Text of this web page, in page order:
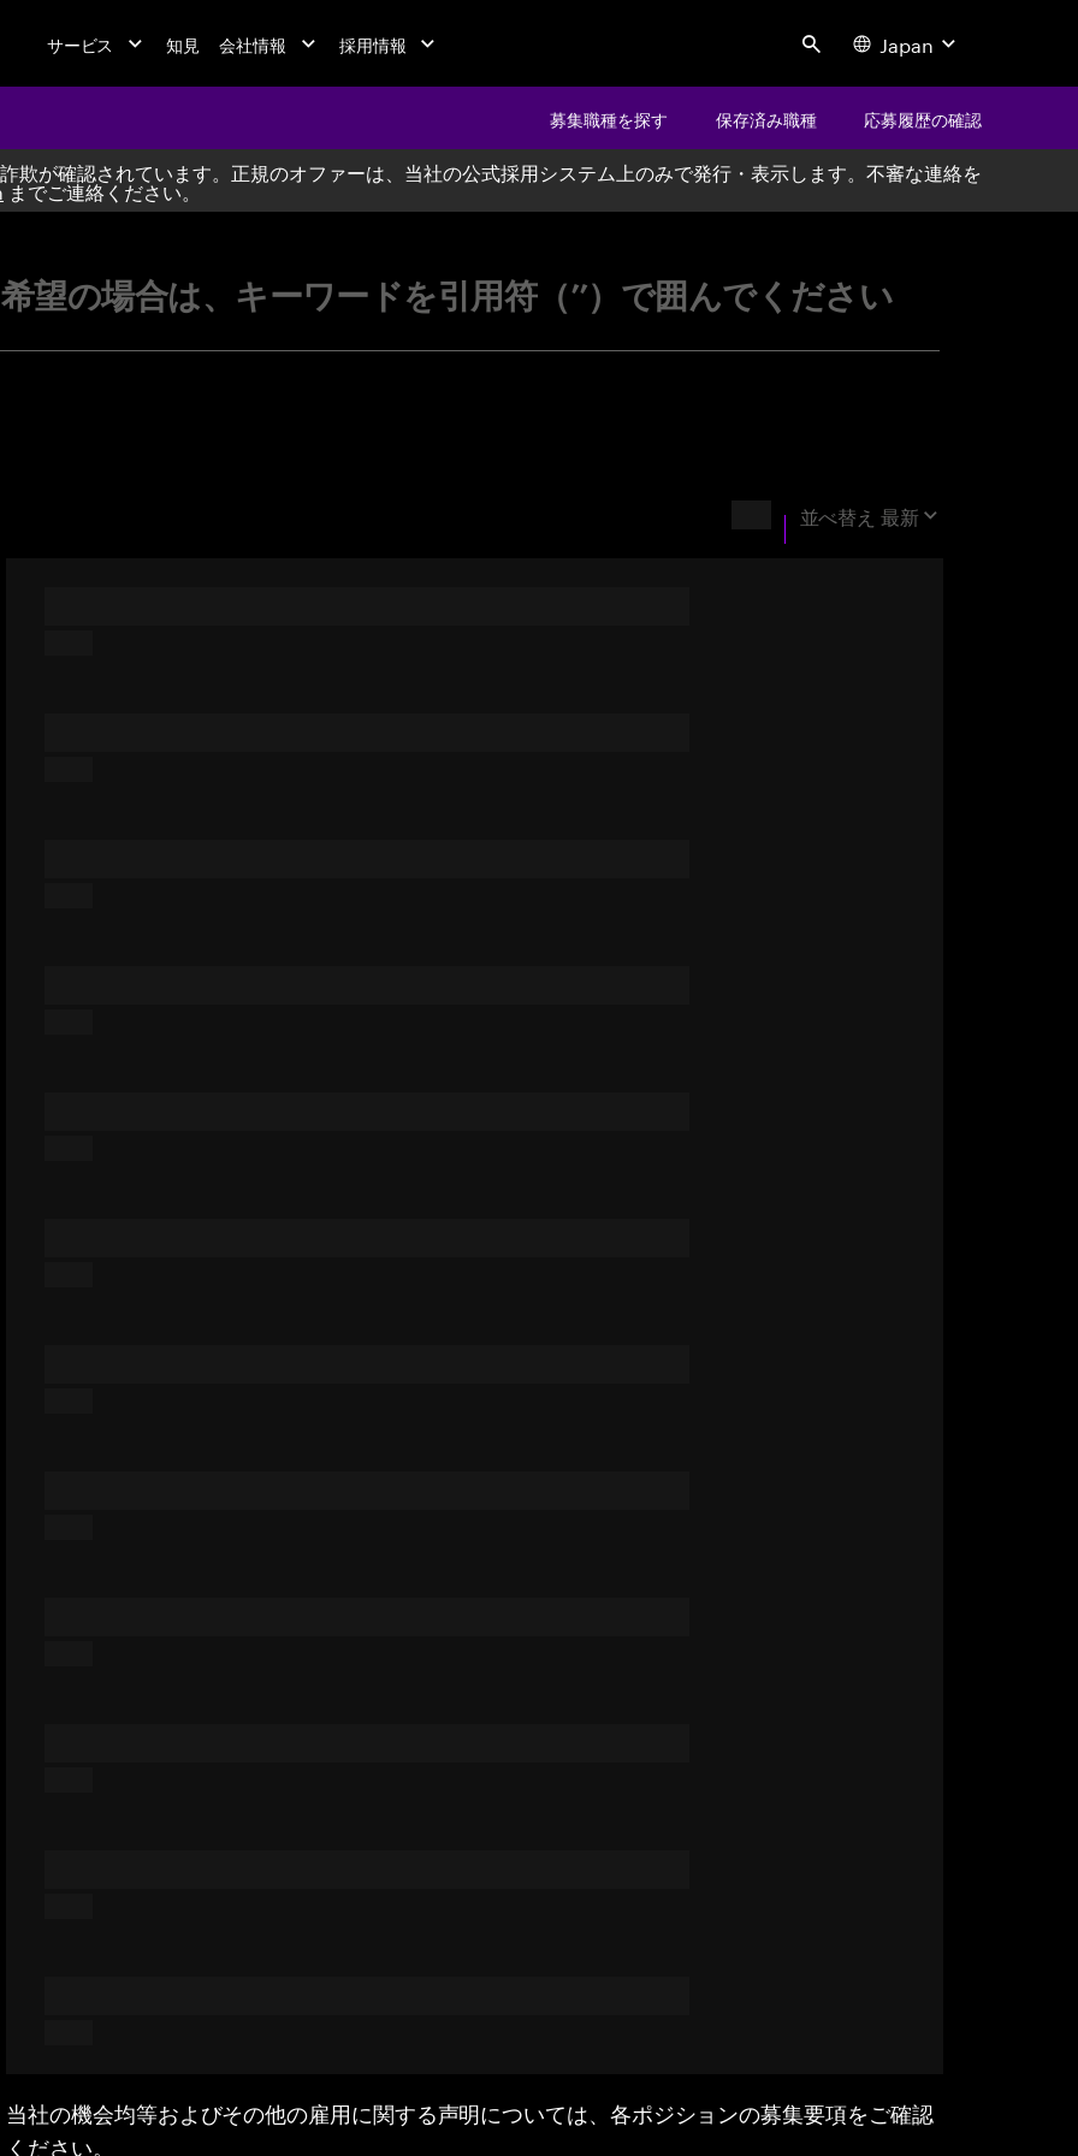
サービス 知見 会社情報 採用情報 Search Japan
募集職種を探す 保存済み職種 応募履歴の確認
欺が確認されています。正規のオファーは、当社の公式採用システム上のみで発行・表示します。不審な連絡を
までご連絡ください。 at Accenture
望の場合は、キーワードを引用符（’’）で囲んでください
並べ替え最新
当社の機会均等およびその他の雇用に関する声明については、各ポジションの募集要項をご確認
ください。